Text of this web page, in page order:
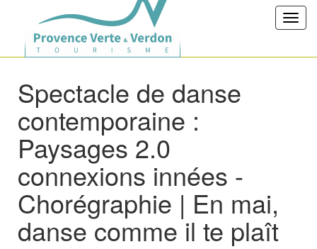
Spectacle de danse
contemporaine :
Paysages 2.0
connexions innées -
Chorégraphie | En mai,
danse comme il te plaît